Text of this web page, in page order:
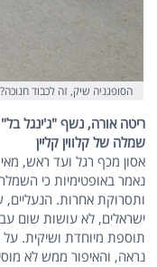
הסופגניה שיק, זה לכבוד
ריטה אורה, נשף "ג'ינגל בל"
שמלה של קלווין קליין
אסון מכף רגל ועד ראש,
נאמר באופטימיות כי
ותסרוקת אחרות.
ישראלים, לא עושות שום
תוספת מיוחדת ושיקית.
נראה, והאיפור ממש לא